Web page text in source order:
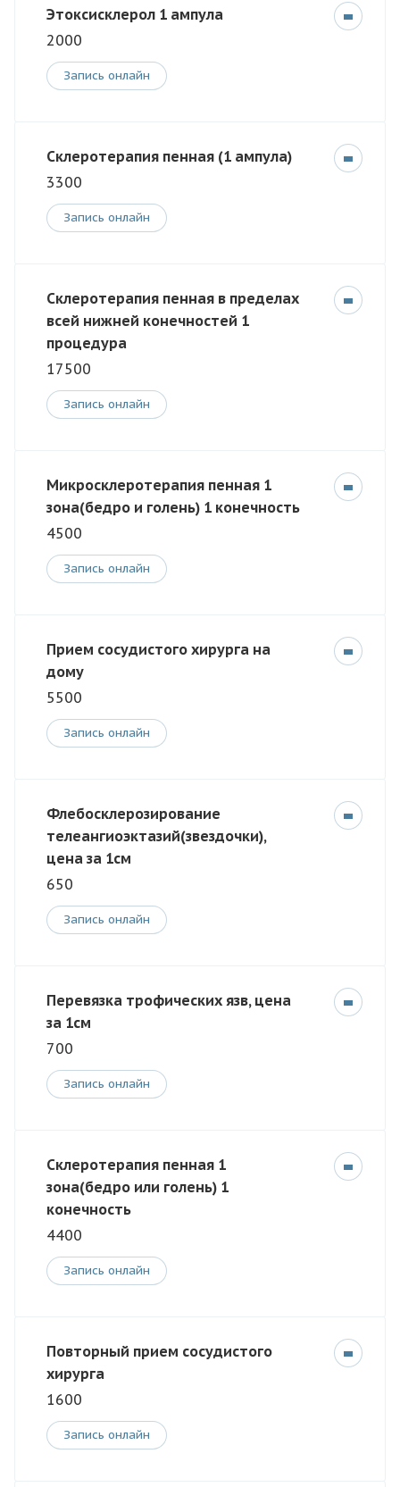
Этоксисклерол 1 ампула
2000
Запись онлайн
Склеротерапия пенная (1 ампула)
3300
Запись онлайн
Склеротерапия пенная в пределах
всей нижней конечностей 1
процедура
17500
Запись онлайн
Микросклеротерапия пенная 1
зона(бедро и голень) 1 конечность
4500
Запись онлайн
Прием сосудистого хирурга на
дому
5500
Запись онлайн
Флебосклерозирование
телеангиоэктазий(звездочки),
цена за 1см
650
Запись онлайн
Перевязка трофических язв, цена
за 1см
700
Запись онлайн
Склеротерапия пенная 1
зона(бедро или голень) 1
конечность
4400
Запись онлайн
Повторный прием сосудистого
хирурга
1600
Запись онлайн